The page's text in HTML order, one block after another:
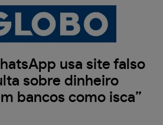
usa site falso
sobre dinheiro
bancos como isca”